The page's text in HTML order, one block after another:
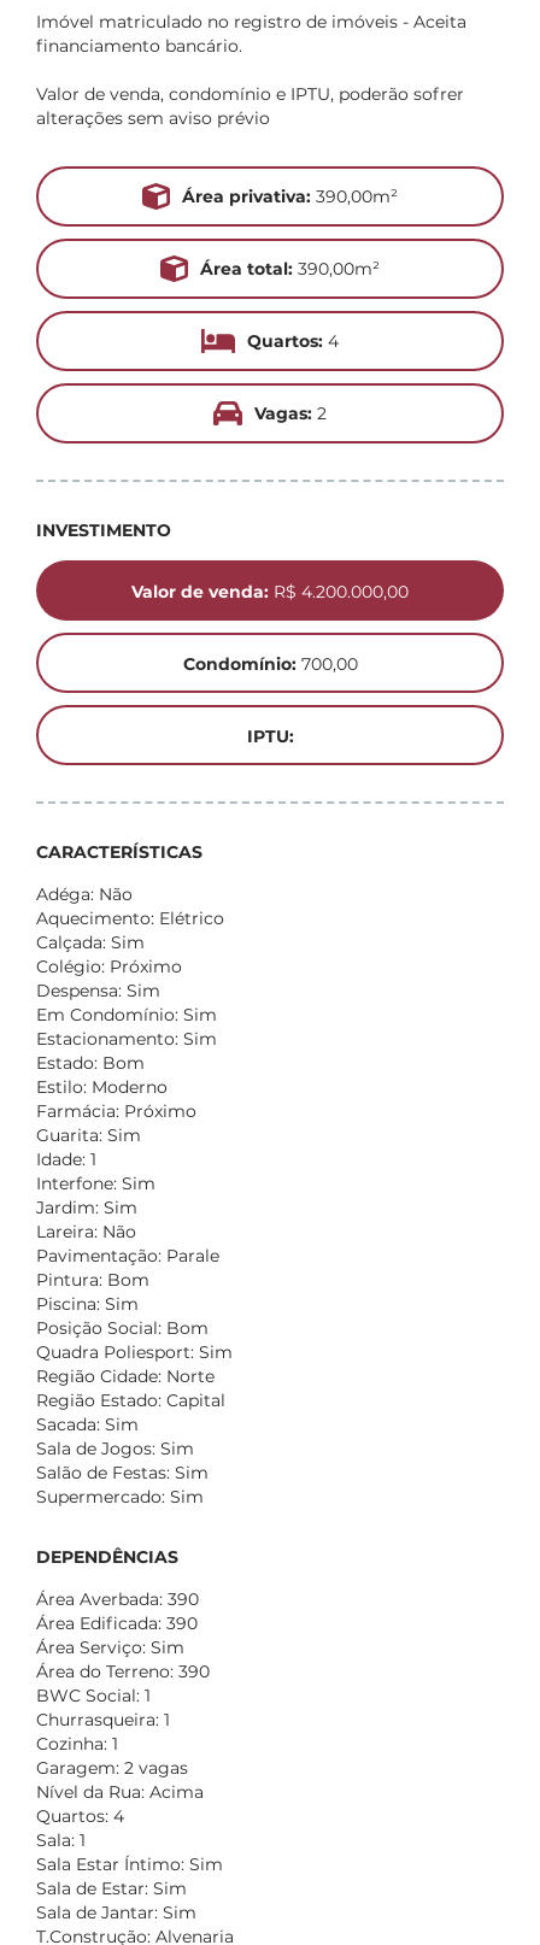
Imóvel matriculado no registro de imóveis - Aceita
financiamento bancário.
Valor de venda, condomínio e IPTU, poderão sofrer
alterações sem aviso prévio
Área privativa: 390,00m²
Área total: 390,00m²
Quartos: 4
Vagas:2
INVESTIMENTO
Valor de venda: R$ 4.200.000,00
Condomínio:700,00
IPTU:
CARACTERÍSTICAS
Adéga: Não
Aquecimento: Elétrico
Calçada: Sim
Colégio: Próximo
Despensa: Sim
Em Condomínio: Sim
Estacionamento: Sim
Estado: Bom
Estilo: Moderno
Farmácia: Próximo
Guarita: Sim
Idade: 1
Interfone: Sim
Jardim: Sim
Lareira: Não
Pavimentação: Parale
Pintura: Bom
Piscina: Sim
Posição Social: Bom
Quadra Poliesport: Sim
Região Cidade: Norte
Região Estado: Capital
Sacada: Sim
Sala de Jogos: Sim
Salão de Festas: Sim
Supermercado: Sim
DEPENDÊNCIAS
Área Averbada: 390
Área Edificada: 390
Área Serviço: Sim
Área do Terreno: 390
BWC Social: 1
Churrasqueira: 1
Cozinha: 1
Garagem: 2 vagas
Nível da Rua: Acima
Quartos: 4
Sala: 1
Sala Estar Íntimo: Sim
Sala de Estar: Sim
Sala de Jantar: Sim
T.Construção: Alvenaria